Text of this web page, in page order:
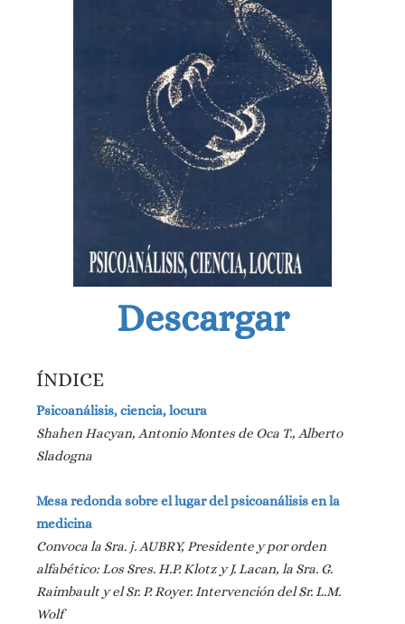
Descargar
ÍNDICE
Psicoanálisis, ciencia, locura
Shahen Hacyan, Antonio Montes de Oca T., Alberto
Sladogna
Mesa redonda sobre el lugar del psicoanálisis en la
medicina
Convoca la Sra. j. AUBRY, Presidente y por orden
alfabético: Los Sres. H.P. Klotz y J. Lacan, la Sra. G.
Raimbault y el Sr. P. Royer. Intervención del Sr. L.M.
Wolf